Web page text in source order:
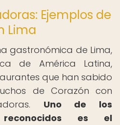
Ejemplos de
Lima
gastronómica de Lima,
de América Latina,
que han sabido
de Corazón con
Uno de los
es el